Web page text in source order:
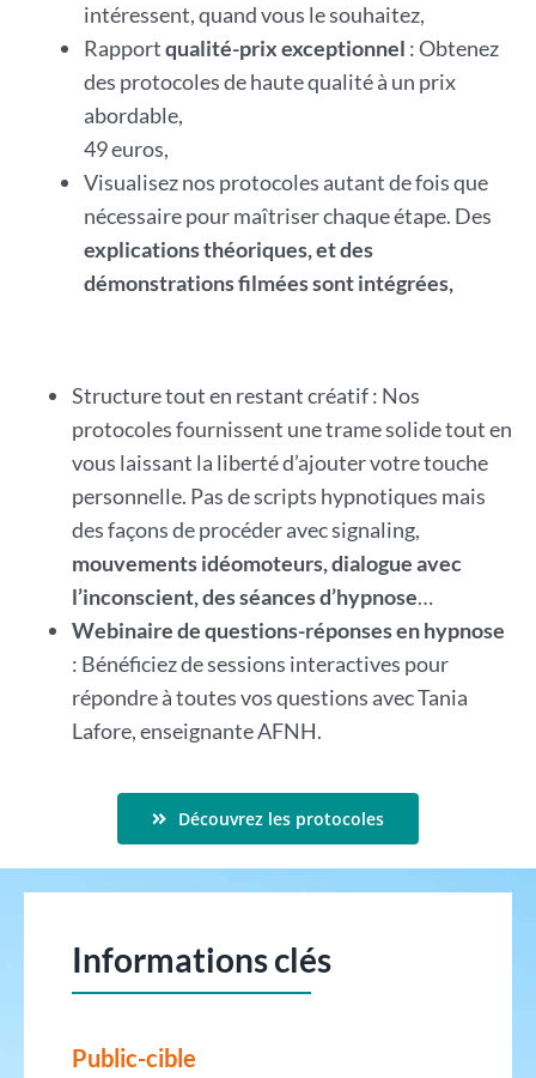
intéressent, quand vous le souhaitez,
Rapportqualité-prix exceptionnel : Obtenez
des protocoles de haute qualité à un prix
abordable,
49 euros,
Visualisez nos protocoles autant de fois que
nécessaire pour maîtriser chaque étape. Des
explications théoriques, et des
démonstrations filmées sont intégrées,
Structure tout en restant créatif : Nos
protocoles fournissent une trame solide tout en
vous laissant la liberté d’ajouter votre touche
personnelle. Pas de scripts hypnotiques mais
des façons de procéder avec signaling,
mouvements idéomoteurs, dialogue avec
l’inconscient, des séances d’hypnose…
Webinaire de questions-réponses en hypnose
: Bénéficiez de sessions interactives pour
répondre à toutes vos questions avec Tania
Lafore, enseignante AFNH.
Découvrez les protocoles
Informations clés
Public-cible